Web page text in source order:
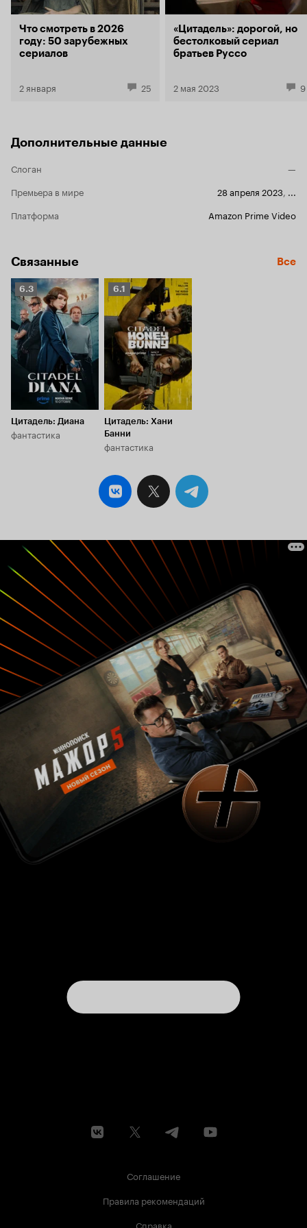
Что смотреть в 2026
году: 50 зарубежных
сериалов
2 января 25
«Цитадель»: дорогой, но
бестолковый сериал
братьев Руссо
2 мая 2023 9
Дополнительные данные
Слоган
—
Премьера в мире
28 апреля 2023
Платформа
Amazon Prime Video
Связанные Все
Рейтинг
Кинопоиска
6.3
6.3
Цитадель: Диана
фантастика
Рейтинг
Кинопоиска
6.1
6.1
Цитадель: Хани
Банни
фантастика
Соглашение
Правила рекомендаций
Справка